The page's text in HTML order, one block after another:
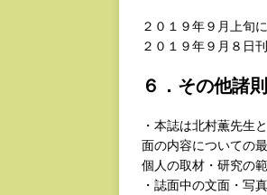
２０１９年９月上旬
２０１９年９月８日
６．その他諸則
・本誌は北村薫先生
面の内容についての
個人の取材・研究の
・誌面中の文面・写